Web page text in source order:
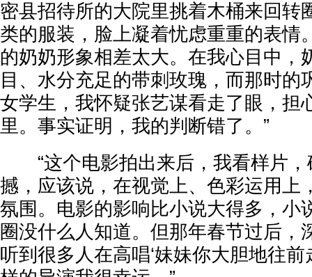
密县招待所的大院里挑着木桶来回转
类的服装，脸上凝着忧虑重重的表情
的奶奶形象相差太大。在我心目中，
目、水分充足的带刺玫瑰，而那时的
女学生，我怀疑张艺谋看走了眼，担
里。事实证明，我的判断错了。”
“这个电影拍出来后，我看样片，
撼，应该说，在视觉上、色彩运用上
氛围。电影的影响比小说大得多，小
圈没什么人知道。但那年春节过后，
听到很多人在高唱‘妹妹你大胆地往前